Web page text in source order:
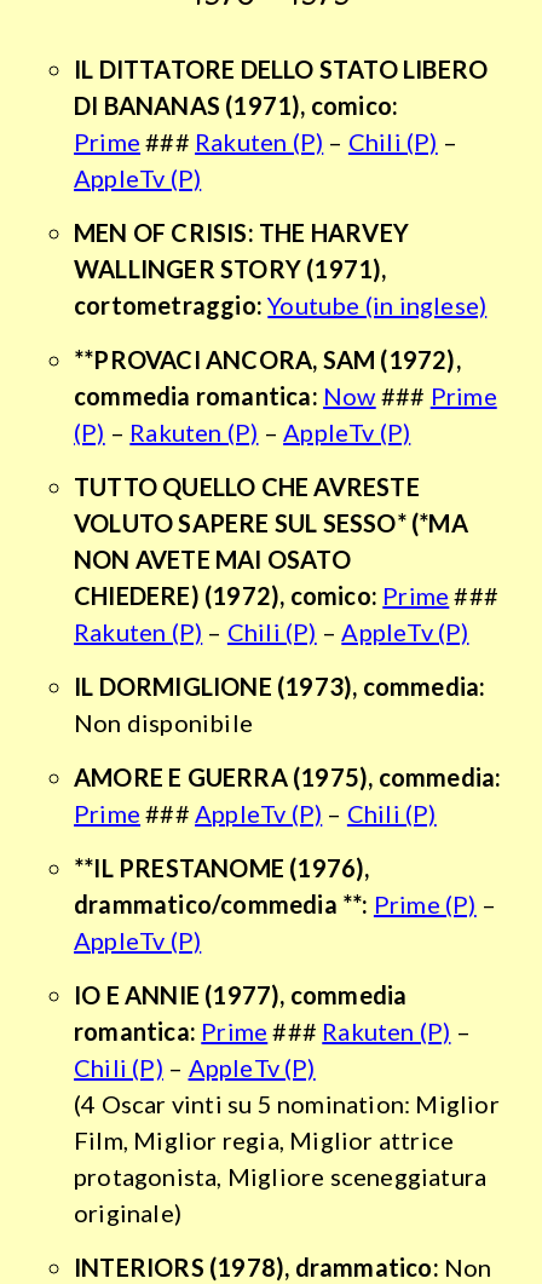
IL DITTATORE DELLO STATO LIBERO
DI BANANAS (1971), comico:
Prime ### Rakuten (P) – Chili (P) –
AppleTv (P)
MEN OF CRISIS: THE HARVEY
WALLINGER STORY (1971),
cortometraggio:Youtube (in inglese)
**PROVACI ANCORA, SAM (1972),
commedia romantica: Now ### Prime
(P) – Rakuten (P) –AppleTv (P)
TUTTO QUELLO CHE AVRESTE
VOLUTO SAPERE SUL SESSO* (*MA
NON AVETE MAI OSATO
CHIEDERE) (1972), comico: Prime ###
Rakuten (P) – Chili (P) –AppleTv (P)
IL DORMIGLIONE (1973), commedia:
Non disponibile
AMORE E GUERRA(1975), commedia:
Prime ###AppleTv (P) – Chili (P)
**IL PRESTANOME (1976),
drammatico/commedia **: Prime (P) –
AppleTv (P)
IO E ANNIE (1977), commedia
romantica: Prime ### Rakuten (P) –
Chili (P) – AppleTv (P)
(4 Oscar vinti su 5 nomination: Miglior
Film, Miglior regia, Miglior attrice
protagonista, Migliore sceneggiatura
originale)
INTERIORS (1978), drammatico: Non